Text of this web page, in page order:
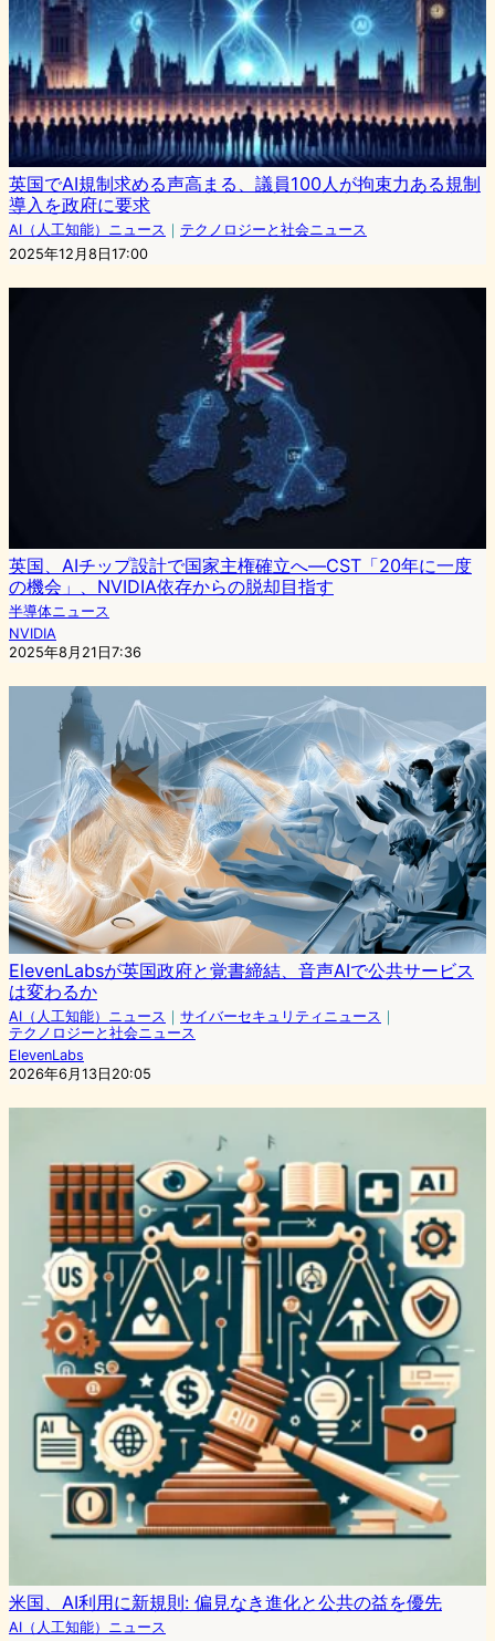
英国でAI規制求める声高まる、議員100人が拘束力ある規制
導入を政府に要求
AI（人工知能）ニュース ｜ テクノロジーと社会ニュース
2025年12月8日17:00
英国、AIチップ設計で国家主権確立へ—CST「20年に一度
の機会」、NVIDIA依存からの脱却目指す
半導体ニュース
NVIDIA
2025年8月21日7:36
ElevenLabsが英国政府と覚書締結、音声AIで公共サービス
は変わるか
AI（人工知能）ニュース ｜ サイバーセキュリティニュース ｜
テクノロジーと社会ニュース
ElevenLabs
2026年6月13日20:05
米国、AI利用に新規則: 偏見なき進化と公共の益を優先
AI（人工知能）ニュース